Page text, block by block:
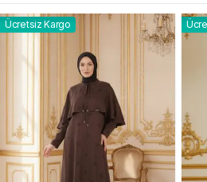
Ücretsiz Kargo